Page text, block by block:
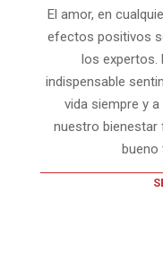
El amor, en
efectos positivos
los expertos.
indispensable
vida siempre y
nuestro bienestar
bueno